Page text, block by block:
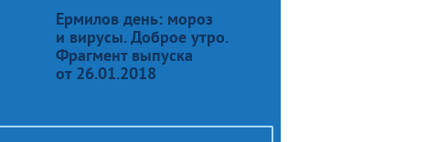
Ермилов день: мороз
и вирусы. Доброе утро.
Фрагмент выпуска
от 26.01.2018